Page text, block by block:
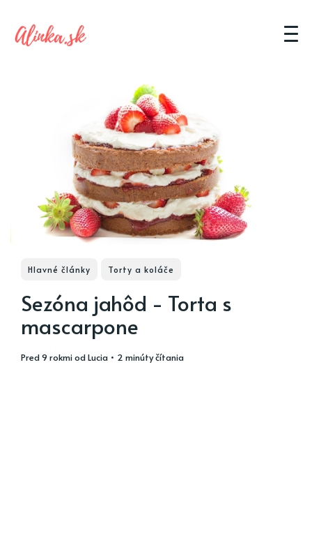
Hlavné články Torty a koláče
Sezóna jahôd - Torta s
mascarpone
pred 9 rokmiodLucia • 2 minúty čítania